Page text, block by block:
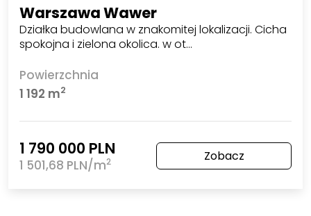
Warszawa Wawer
Działka budowlana w znakomitej lokalizacji. Cicha
spokojna i zielona okolica. w ot…
Powierzchnia
1 192 m2
1 790 000 PLN
1 501,68 PLN/m2 Zobacz